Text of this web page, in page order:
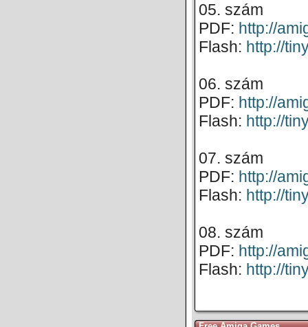
05. szám
PDF: http://
Flash: http://
06. szám
PDF: http://
Flash: http://
07. szám
PDF: http://
Flash: http://
08. szám
PDF: http://
Flash: http://